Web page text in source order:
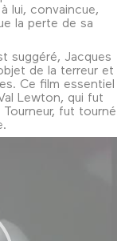
lui, convaincue,
la perte de sa
suggéré, Jacques
de la terreur et
Ce film essentiel
Lewton, qui fut
fut tourné